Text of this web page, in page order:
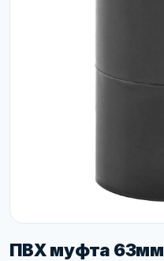
ПВХ муфта 63мм